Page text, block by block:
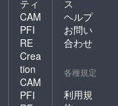
ティ
CAM
PFI
RE
Crea
tion
CAM
PFI
ス
ヘルプ
お問い
合わせ
各種規定
利用規